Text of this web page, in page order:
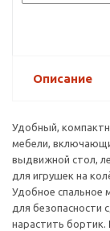
Описание
Удобный,
мебели,
выдвижной стол,
для игрушек на
Удобное спальное
для
нарастить бортик.